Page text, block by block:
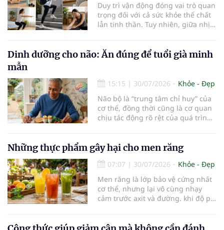
Duy trì vận động đóng vai trò quan
trọng đối với cả sức khỏe thể chất
lẫn tinh thần. Tuy nhiên, giữa nhịp
cho các hoạt động tập luyện
thường trở thành một thách thức
Dinh dưỡng cho não: Ăn đúng để tuổi già minh
mẫn
15:15 | 30/07/2026
Khỏe - Đẹp
Não bộ là “trung tâm chỉ huy” của
cơ thể, đồng thời cũng là cơ quan
chịu tác động rõ rệt của quá trình
mạnh, có thể góp phần bảo vệ tế
bào thần kinh, duy trì trí nhớ và
giúp NCT sống minh mẫn, tự chủ
lâu hơn.
Những thực phẩm gây hại cho men răng
07:07 | 30/07/2026
Khỏe - Đẹp
Men răng là lớp bảo vệ cứng nhất
cơ thể, nhưng lại vô cùng nhạy
cảm trước axit và đường. khi độ pH
đường cho vi khuẩn tấn công và